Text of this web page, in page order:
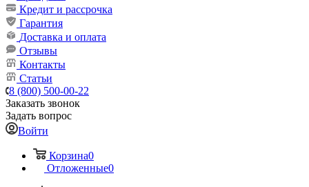
Кредит и рассрочка
Гарантия
Доставка и оплата
Отзывы
Контакты
Статьи
8 (800) 500-00-22
Заказать звонок
Задать вопрос
Войти
Корзина0
Отложенные0